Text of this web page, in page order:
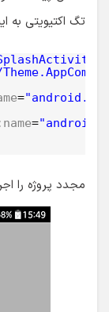
تگ اکتیویتی به
=
=
مجدد پروژه را